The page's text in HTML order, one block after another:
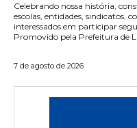
Celebrando nossa história,
escolas, entidades, sindicatos,
interessados em participar
Promovido pela Prefeitura de
7 de agosto de 2026